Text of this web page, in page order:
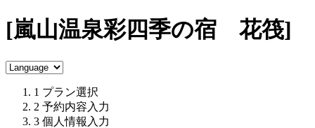
[嵐山温泉彩四季の宿 花筏]
1 プラン選択
2 予約内容入力
3 個人情報入力